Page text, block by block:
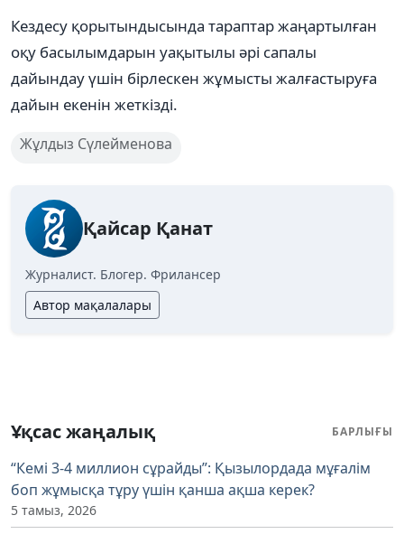
Кездесу қорытындысында тараптар жаңартылған
оқу басылымдарын уақытылы әрі сапалы
дайындау үшін бірлескен жұмысты жалғастыруға
дайын екенін жеткізді.
Жұлдыз Сүлейменова
Қайсар Қанат
Журналист. Блогер. Фрилансер
Автор мақалалары
Ұқсас жаңалық БАРЛЫҒЫ
“Кемі 3-4 миллион сұрайды”: Қызылордада мұғалім
боп жұмысқа тұру үшін қанша ақша керек?
5 тамыз, 2026